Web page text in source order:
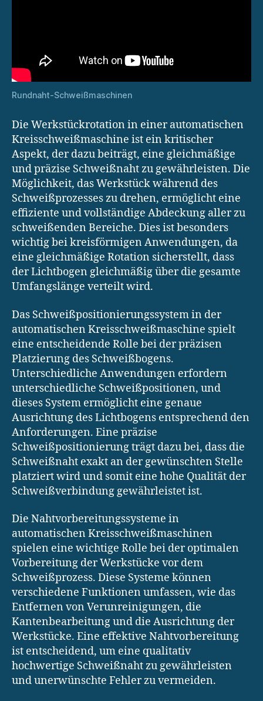
Rundnaht-Schweißmaschinen
Die Werkstückrotation in einer automatischen
Kreisschweißmaschine ist ein kritischer
Aspekt, der dazu beiträgt, eine gleichmäßige
und präzise Schweißnaht zu gewährleisten. Die
Möglichkeit, das Werkstück während des
Schweißprozesses zu drehen, ermöglicht eine
effiziente und vollständige Abdeckung aller zu
schweißenden Bereiche. Dies ist besonders
wichtig bei kreisförmigen Anwendungen, da
eine gleichmäßige Rotation sicherstellt, dass
der Lichtbogen gleichmäßig über die gesamte
Umfangslänge verteilt wird.
Das Schweißpositionierungssystem in der
automatischen Kreisschweißmaschine spielt
eine entscheidende Rolle bei der präzisen
Platzierung des Schweißbogens.
Unterschiedliche Anwendungen erfordern
unterschiedliche Schweißpositionen, und
dieses System ermöglicht eine genaue
Ausrichtung des Lichtbogens entsprechend den
Anforderungen. Eine präzise
Schweißpositionierung trägt dazu bei, dass die
Schweißnaht exakt an der gewünschten Stelle
platziert wird und somit eine hohe Qualität der
Schweißverbindung gewährleistet ist.
Die Nahtvorbereitungssysteme in
automatischen Kreisschweißmaschinen
spielen eine wichtige Rolle bei der optimalen
Vorbereitung der Werkstücke vor dem
Schweißprozess. Diese Systeme können
verschiedene Funktionen umfassen, wie das
Entfernen von Verunreinigungen, die
Kantenbearbeitung und die Ausrichtung der
Werkstücke. Eine effektive Nahtvorbereitung
ist entscheidend, um eine qualitativ
hochwertige Schweißnaht zu gewährleisten
und unerwünschte Fehler zu vermeiden.